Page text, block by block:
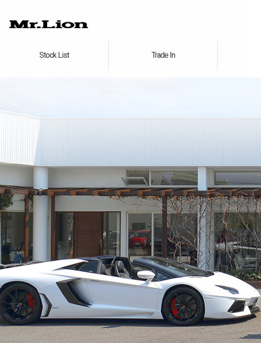
Stock List
在庫車情報 Trade In
買取無料査定